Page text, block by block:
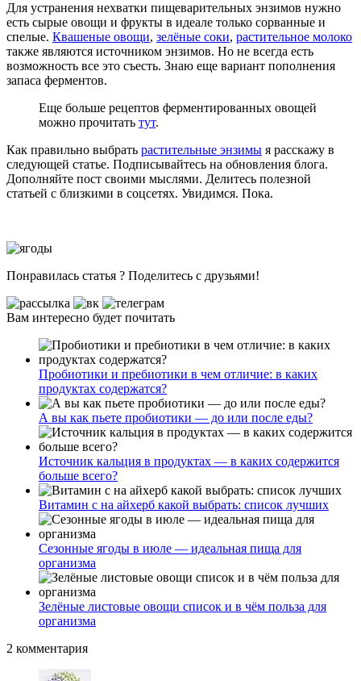
Для устранения нехватки пищеварительных энзимов нужно
есть сырые овощи и фрукты в идеале только сорванные и
спелые. Квашеные овощи, зелёные соки, растительное молоко
также являются источником энзимов. Но не всегда есть
возможность все это съесть. Знаю еще вариант пополнения
запаса ферментов.
Еще больше рецептов ферментированных овощей
можно прочитать тут.
Как правильно выбрать растительные энзимы я расскажу в
следующей статье. Подписывайтесь на обновления блога.
Дополняйте пост своими мыслями. Делитесь полезной
статьей с близкими в соцсетях. Увидимся. Пока.
Понравилась статья ? Поделитесь с друзьями!
Вам интересно будет почитать
Пробиотики и пребиотики в чем отличие: в каких
продуктах содержатся?
А вы как пьете пробиотики — до или после еды?
Источник кальция в продуктах — в каких содержится
больше всего?
Витамин с на айхерб какой выбрать: список лучших
Сезонные ягоды в июле — идеальная пища для
организма
Зелёные листовые овощи список и в чём польза для
организма
2 комментария